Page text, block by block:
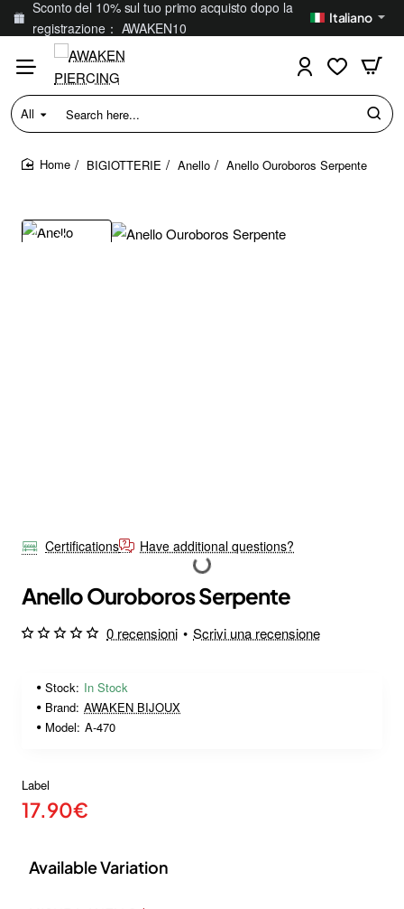
Sconto del 10% sul tuo primo acquisto dopo la
registrazione： AWAKEN10
Italiano
All
Search
here...
BIGIOTTERIE Anello Anello Ouroboros Serpente
Certifications Have additional questions?
Anello Ouroboros Serpente
Stock: In Stock
Brand: AWAKEN BIJOUX
Model: A-470
0 recensioni • Scrivi una recensione
Label
17.90€
Available Variation